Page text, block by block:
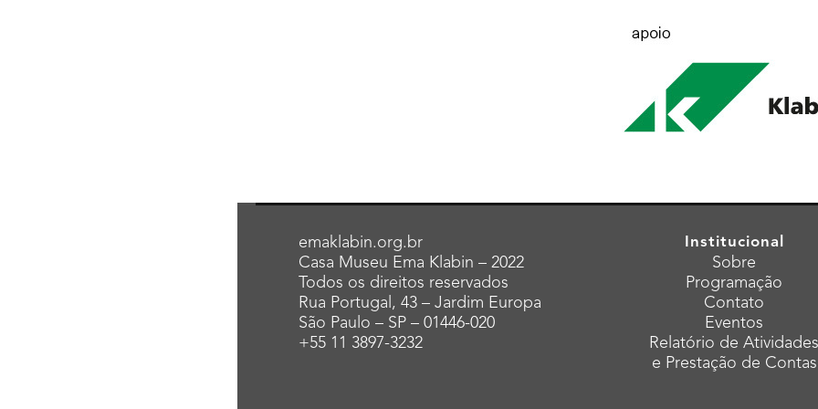
emaklabin.org.br
Casa Museu Ema Klabin – 2022
Todos os direitos reservados
Rua Portugal, 43 – Jardim Europa
São Paulo – SP – 01446-020
+55 11 3897-3232
Institucional
Sobre
Programação
Contato
Eventos
Relatório de
e Prestação de Contas